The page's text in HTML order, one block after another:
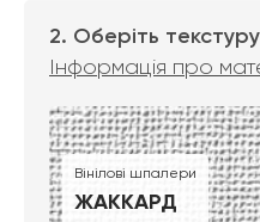
2. Оберіть текстуру
Інформація про
Вінілові шпалери
ЖАККАРД